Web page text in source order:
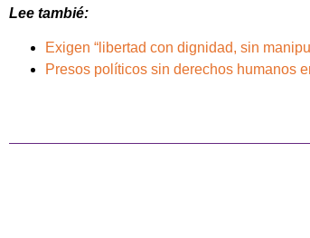
Lee tambié:
Exigen “libertad con dignidad, sin
Presos políticos sin derechos humanos